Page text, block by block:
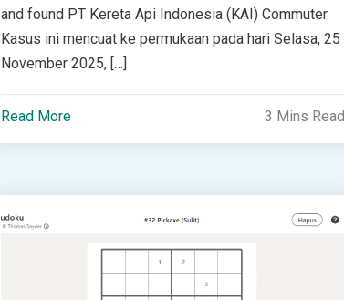
and found PT Kereta Api Indonesia (KAI) Commuter.
Kasus ini mencuat ke permukaan pada hari Selasa, 25
November 2025, […]
Read More 3 Mins Read